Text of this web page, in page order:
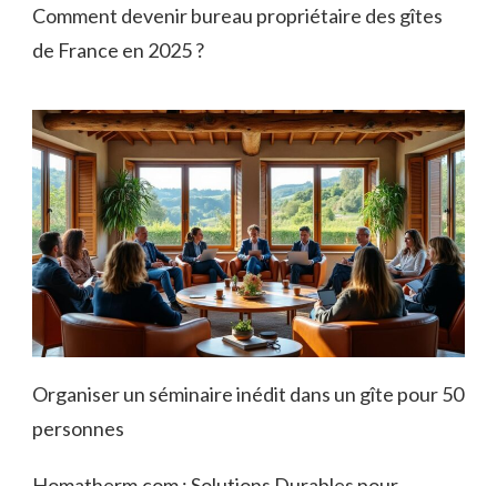
Comment devenir bureau propriétaire des gîtes
de France en 2025 ?
Organiser un séminaire inédit dans un gîte pour 50
personnes